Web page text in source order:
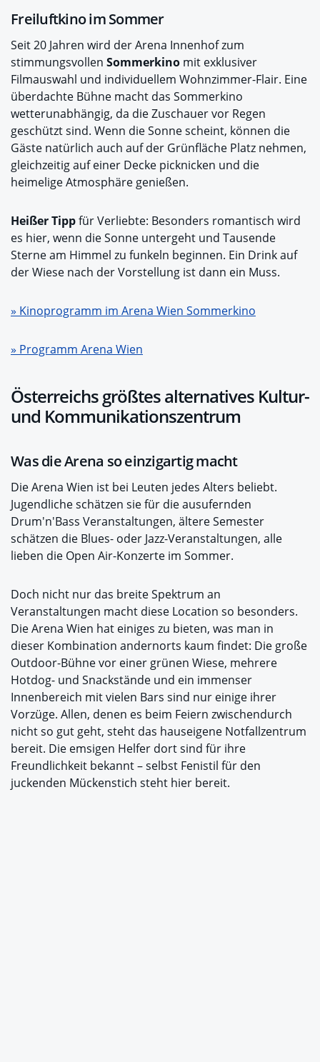
Freiluftkino im Sommer
Seit 20 Jahren wird der Arena Innenhof zum
stimmungsvollen Sommerkino mit exklusiver
Filmauswahl und individuellem Wohnzimmer-Flair. Eine
überdachte Bühne macht das Sommerkino
wetterunabhängig, da die Zuschauer vor Regen
geschützt sind. Wenn die Sonne scheint, können die
Gäste natürlich auch auf der Grünfläche Platz nehmen,
gleichzeitig auf einer Decke picknicken und die
heimelige Atmosphäre genießen.
Heißer Tippfür Verliebte: Besonders romantisch wird
es hier, wenn die Sonne untergeht und Tausende
Sterne am Himmel zu funkeln beginnen. Ein Drink auf
der Wiese nach der Vorstellung ist dann ein Muss.
» Kinoprogramm im Arena Wien Sommerkino
» Programm Arena Wien
Österreichs größtes alternatives Kultur-
und Kommunikationszentrum
Was die Arena so einzigartig macht
Die Arena Wien ist bei Leuten jedes Alters beliebt.
Jugendliche schätzen sie für die ausufernden
Drum'n'Bass Veranstaltungen, ältere Semester
schätzen die Blues- oder Jazz-Veranstaltungen, alle
lieben die Open Air-Konzerte im Sommer.
Doch nicht nur das breite Spektrum an
Veranstaltungen macht diese Location so besonders.
Die Arena Wien hat einiges zu bieten, was man in
dieser Kombination andernorts kaum findet: Die große
Outdoor-Bühne vor einer grünen Wiese, mehrere
Hotdog- und Snackstände und ein immenser
Innenbereich mit vielen Bars sind nur einige ihrer
Vorzüge. Allen, denen es beim Feiern zwischendurch
nicht so gut geht, steht das hauseigene Notfallzentrum
bereit. Die emsigen Helfer dort sind für ihre
Freundlichkeit bekannt – selbst Fenistil für den
juckenden Mückenstich steht hier bereit.